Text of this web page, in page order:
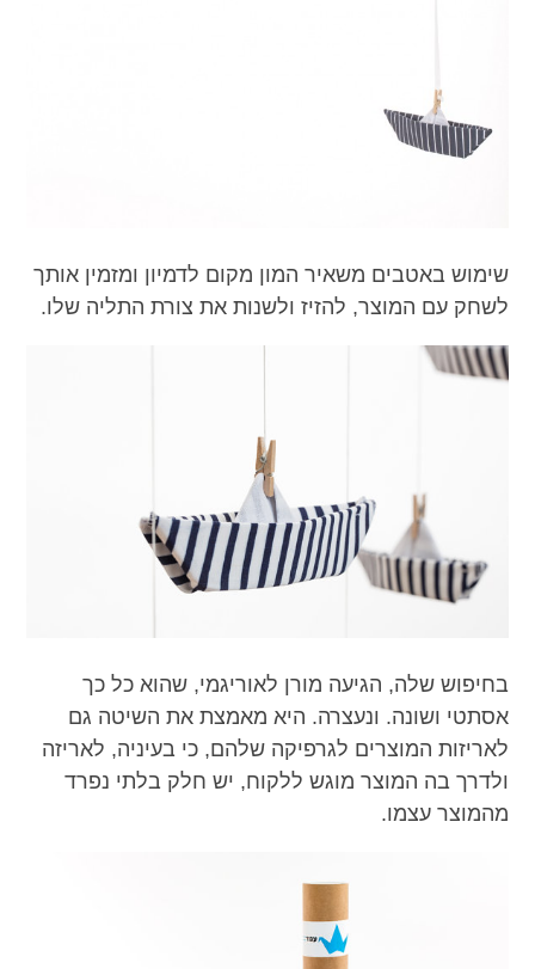
שימוש באטבים משאיר המון מקום לדמיון ומזמין אותך
לשחק עם המוצר, להזיז ולשנות את צורת התליה שלו.
בחיפוש שלה, הגיעה מורן לאוריגמי, שהוא כל כך
אסתטי ושונה. ונעצרה. היא מאמצת את השיטה גם
לאריזות המוצרים לגרפיקה שלהם, כי בעיניה, לאריזה
ולדרך בה המוצר מוגש ללקוח, יש חלק בלתי נפרד
מהמוצר עצמו.